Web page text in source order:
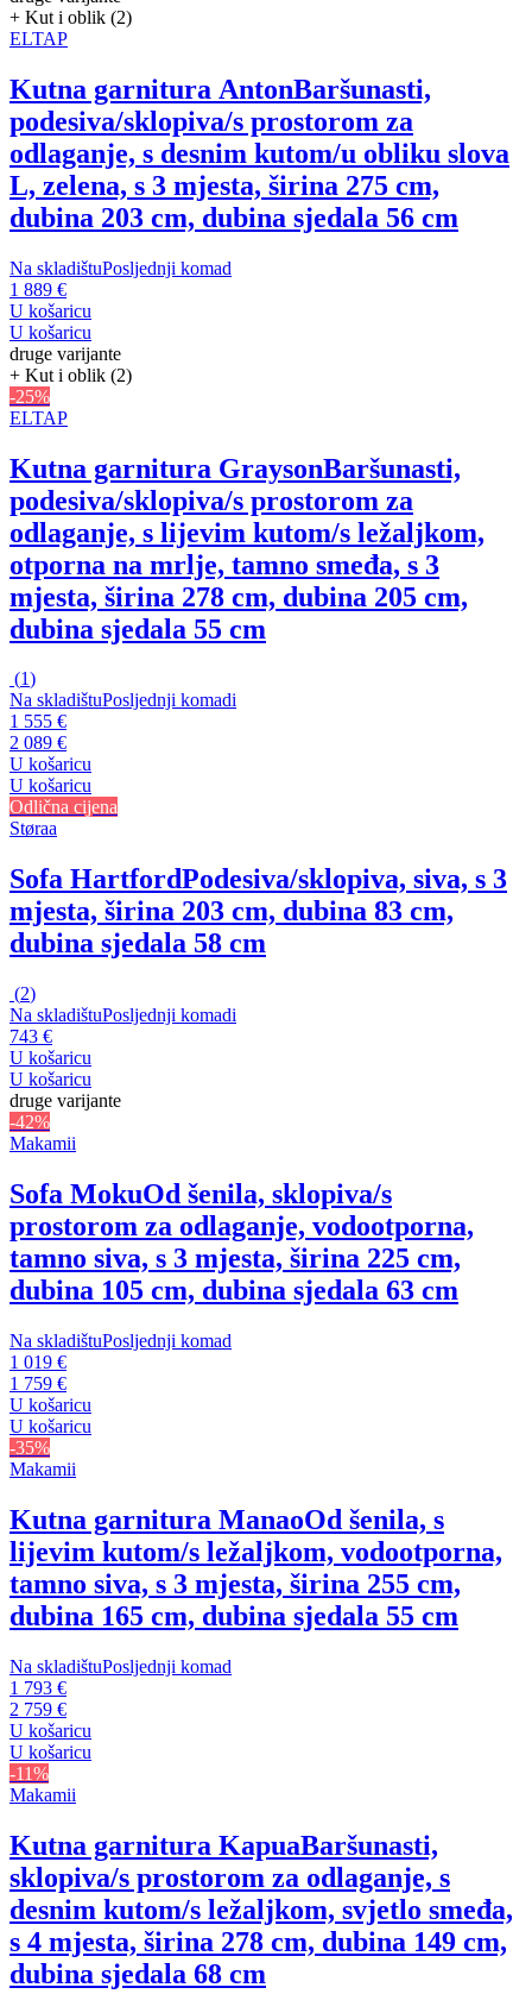
+ Kut i oblik (2)
ELTAP
Kutna garnitura AntonBaršunasti,
podesiva/sklopiva/s prostorom za
odlaganje, s desnim kutom/u obliku slova
L, zelena, s 3 mjesta, širina 275 cm,
dubina 203 cm, dubina sjedala 56 cm
Na skladištuPosljednji komad
1 889 €
U košaricu
U košaricu
druge varijante
+ Kut i oblik (2)
-25%
ELTAP
Kutna garnitura GraysonBaršunasti,
podesiva/sklopiva/s prostorom za
odlaganje, s lijevim kutom/s ležaljkom,
otporna na mrlje, tamno smeđa, s 3
mjesta, širina 278 cm, dubina 205 cm,
dubina sjedala 55 cm
(1)
Na skladištuPosljednji komadi
1 555 €
2 089 €
U košaricu
U košaricu
Odlična cijena
Støraa
Sofa HartfordPodesiva/sklopiva, siva, s 3
mjesta, širina 203 cm, dubina 83 cm,
dubina sjedala 58 cm
(2)
Na skladištuPosljednji komadi
743 €
U košaricu
U košaricu
druge varijante
-42%
Makamii
Sofa MokuOd šenila, sklopiva/s
prostorom za odlaganje, vodootporna,
tamno siva, s 3 mjesta, širina 225 cm,
dubina 105 cm, dubina sjedala 63 cm
Na skladištuPosljednji komad
1 019 €
1 759 €
U košaricu
U košaricu
-35%
Makamii
Kutna garnitura ManaoOd šenila, s
lijevim kutom/s ležaljkom, vodootporna,
tamno siva, s 3 mjesta, širina 255 cm,
dubina 165 cm, dubina sjedala 55 cm
Na skladištuPosljednji komad
1 793 €
2 759 €
U košaricu
U košaricu
-11%
Makamii
Kutna garnitura KapuaBaršunasti,
sklopiva/s prostorom za odlaganje, s
desnim kutom/s ležaljkom, svjetlo smeđa,
s 4 mjesta, širina 278 cm, dubina 149 cm,
dubina sjedala 68 cm